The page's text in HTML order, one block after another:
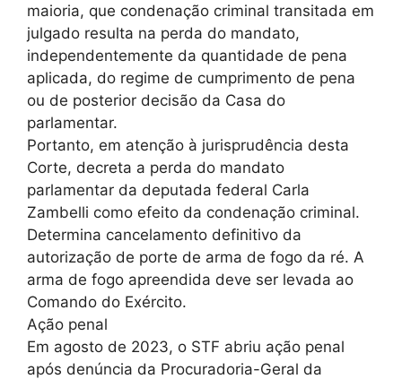
maioria, que condenação criminal transitada em
julgado resulta na perda do mandato,
independentemente da quantidade de pena
aplicada, do regime de cumprimento de pena
ou de posterior decisão da Casa do
parlamentar.
Portanto, em atenção à jurisprudência desta
Corte, decreta a perda do mandato
parlamentar da deputada federal Carla
Zambelli como efeito da condenação criminal.
Determina cancelamento definitivo da
autorização de porte de arma de fogo da ré. A
arma de fogo apreendida deve ser levada ao
Comando do Exército.
Ação penal
Em agosto de 2023, o STF abriu ação penal
após denúncia da Procuradoria-Geral da